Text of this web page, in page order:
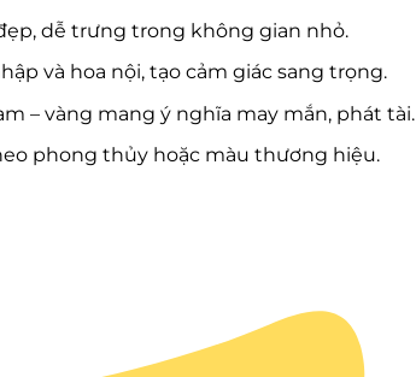
dễ trưng trong không gian nhỏ.
và hoa nội, tạo cảm giác sang trọng.
– vàng mang ý nghĩa may mắn, phát tài.
phong thủy hoặc màu thương hiệu.